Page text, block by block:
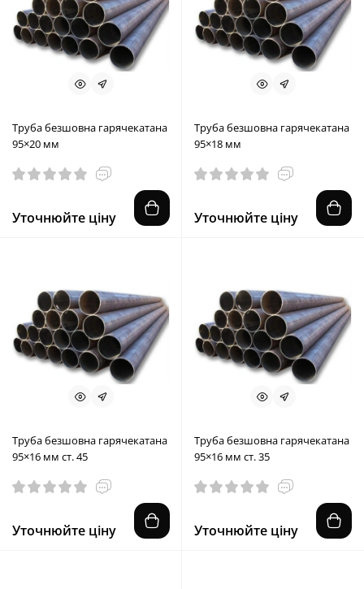
Труба безшовна гарячекатана
95×20 мм
Уточнюйте ціну
Труба безшовна гарячекатана
95×18 мм
Уточнюйте ціну
Труба безшовна гарячекатана
95×16 мм ст. 45
Уточнюйте ціну
Труба безшовна гарячекатана
95×16 мм ст. 35
Уточнюйте ціну